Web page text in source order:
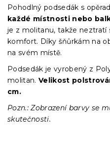
cena:
Pohodlný podsedák s
každé místnosti nebo
je z molitanu, takže
komfort. Díky šňůrkám na
na svém místě.
Podsedák je vyrobený z
molitan. Velikost
cm.
Pozn.: Zobrazení barvy se
skutečnosti.